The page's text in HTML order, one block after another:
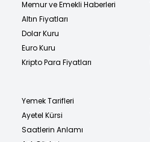
Memur ve Emekli Haberleri
Altın Fiyatları
Dolar Kuru
Euro Kuru
Kripto Para Fiyatları
Yemek Tarifleri
Ayetel Kürsi
Saatlerin Anlamı